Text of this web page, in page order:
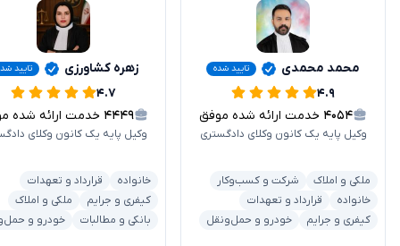
محمد محمدی تایید شده
۴.۹
۴۰۵۴ خدمت ارائه شده موفق
وکیل پایه یک کانون وکلای دادگستری
ملکی و املاک
شرکت و کسب‌وکار
خانواده
قرارداد و تعهدات
کیفری و جرایم
خودرو و حمل‌ونقل
زهره کشاورزی تایید
۴.۷
۴۴۴۹ خدمت ارائه شده موفق
وکیل پایه یک کانون وکلای
خانواده
قرارداد و تعهدات
کیفری و جرایم
ملکی و املاک
بانکی و مطالبات
خودرو و